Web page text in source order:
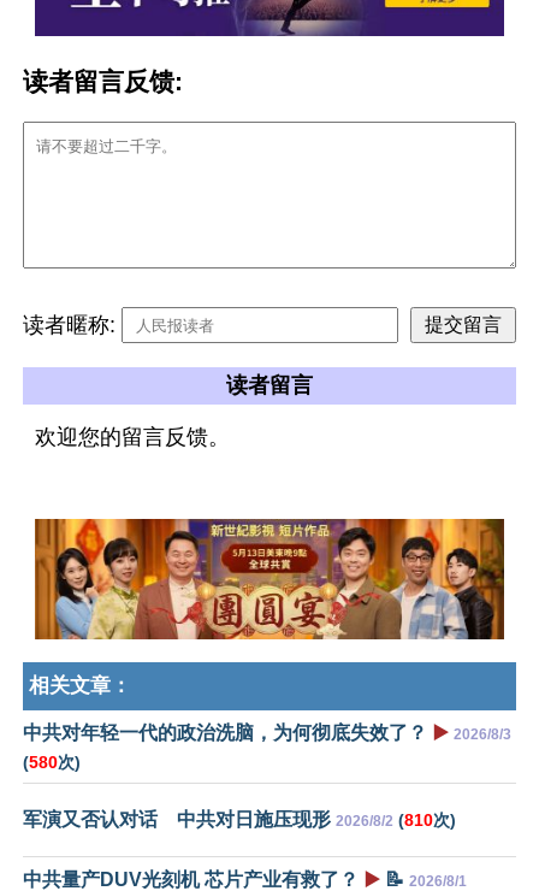
读者留言反馈:
读者暱称:
读者留言
欢迎您的留言反馈。
相关文章：
中共对年轻一代的政治洗脑，为何彻底失效了？ ▶️ 2026/8/3
(580次)
军演又否认对话 中共对日施压现形 2026/8/2 (810次)
中共量产DUV光刻机 芯片产业有救了？ ▶️ 📝 2026/8/1